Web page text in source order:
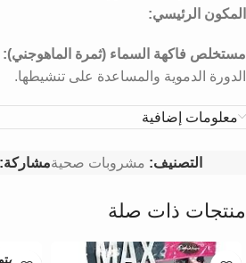
المكون الرئيسي:
مستخلص فاكهة السماء (ثمرة الماهوجني):
الدورة الدموية والمساعدة على تنشيطها.
معلومات إضافية
التصنيف: مشروبات صحيةمشاركة:
منتجات ذات صلة
غير